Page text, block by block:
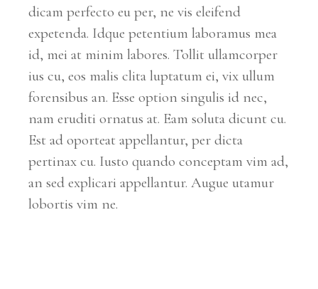
dicam perfecto eu per, ne vis eleifend
expetenda. Idque petentium laboramus mea
id, mei at minim labores. Tollit ullamcorper
ius cu, eos malis clita luptatum ei, vix ullum
forensibus an. Esse option singulis id nec,
nam eruditi ornatus at. Eam soluta dicunt cu.
Est ad oporteat appellantur, per dicta
pertinax cu. Iusto quando conceptam vim ad,
an sed explicari appellantur. Augue utamur
lobortis vim ne.